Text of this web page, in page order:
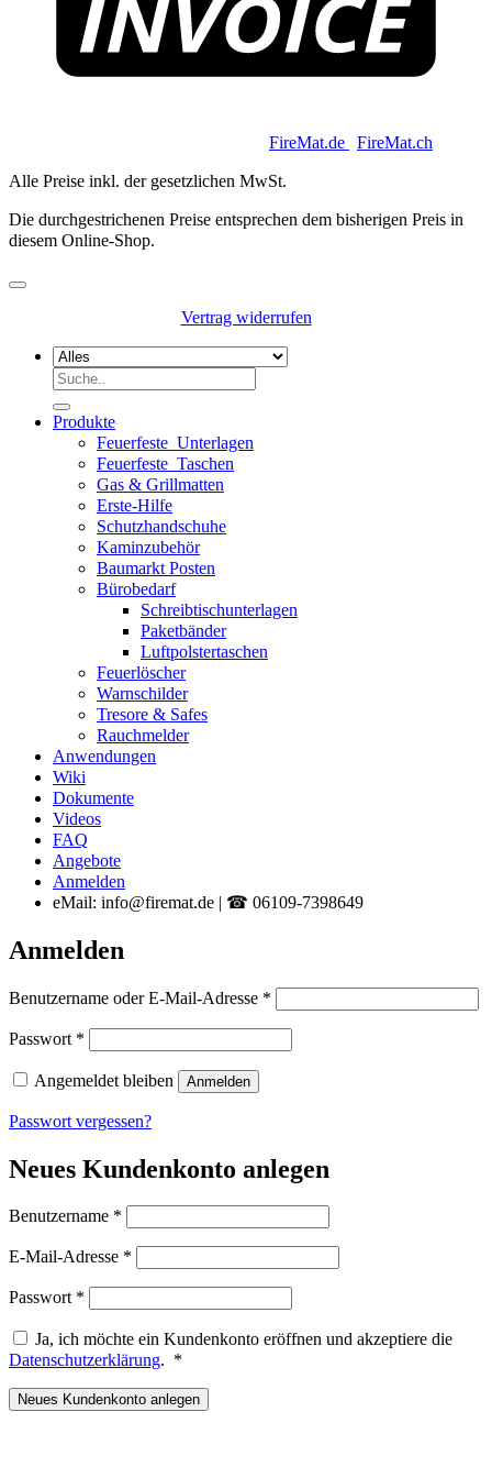
FireMat.de FireMat.ch
Alle Preise inkl. der gesetzlichen MwSt.
Die durchgestrichenen Preise entsprechen dem bisherigen Preis in
diesem Online-Shop.
Vertrag widerrufen
Suchen
Produkte
Feuerfeste_Unterlagen
Feuerfeste_Taschen
Gas & Grillmatten
Erste-Hilfe
Schutzhandschuhe
Kaminzubehör
Baumarkt Posten
Bürobedarf
Schreibtischunterlagen
Paketbänder
Luftpolstertaschen
Feuerlöscher
Warnschilder
Tresore & Safes
Rauchmelder
Anwendungen
Wiki
Dokumente
Videos
FAQ
Angebote
Anmelden
eMail: info@firemat.de | ☎ 06109-7398649
Anmelden
Benutzername oder E-Mail-Adresse *
Passwort *
Angemeldet bleiben Anmelden
Passwort vergessen?
Neues Kundenkonto anlegen
Benutzername *
E-Mail-Adresse *
Passwort *
Ja, ich möchte ein Kundenkonto eröffnen und akzeptiere die
Datenschutzerklärung. *
Neues Kundenkonto anlegen